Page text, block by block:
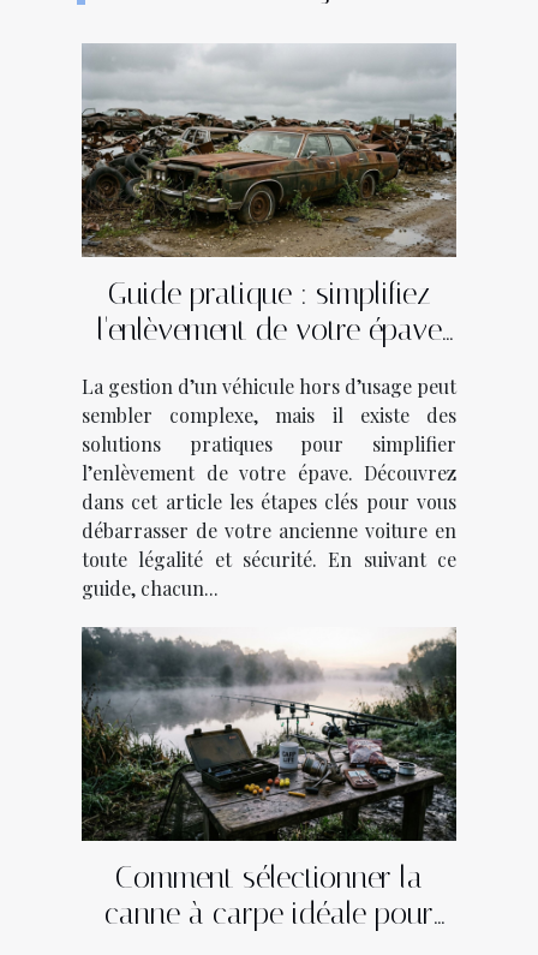
Guide pratique : simplifiez
l'enlèvement de votre épave
La gestion d’un véhicule hors d’usage peut
sembler complexe, mais il existe des
solutions pratiques pour simplifier
l’enlèvement de votre épave. Découvrez
dans cet article les étapes clés pour vous
débarrasser de votre ancienne voiture en
toute légalité et sécurité. En suivant ce
guide, chacun...
Comment sélectionner la
canne à carpe idéale pour